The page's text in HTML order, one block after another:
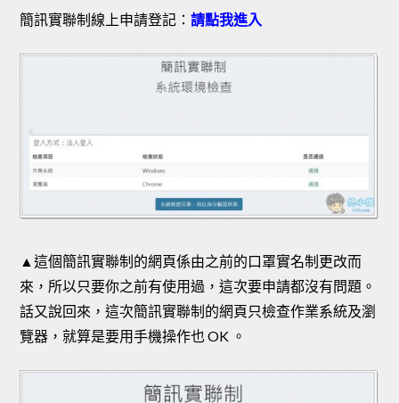
簡訊實聯制線上申請登記： 請點我進入
▲這個簡訊實聯制的網頁係由之前的口罩實名制更改而
來，所以只要你之前有使用過，這次要申請都沒有問題。
話又說回來，這次簡訊實聯制的網頁只檢查作業系統及瀏
覽器，就算是要用手機操作也 OK 。